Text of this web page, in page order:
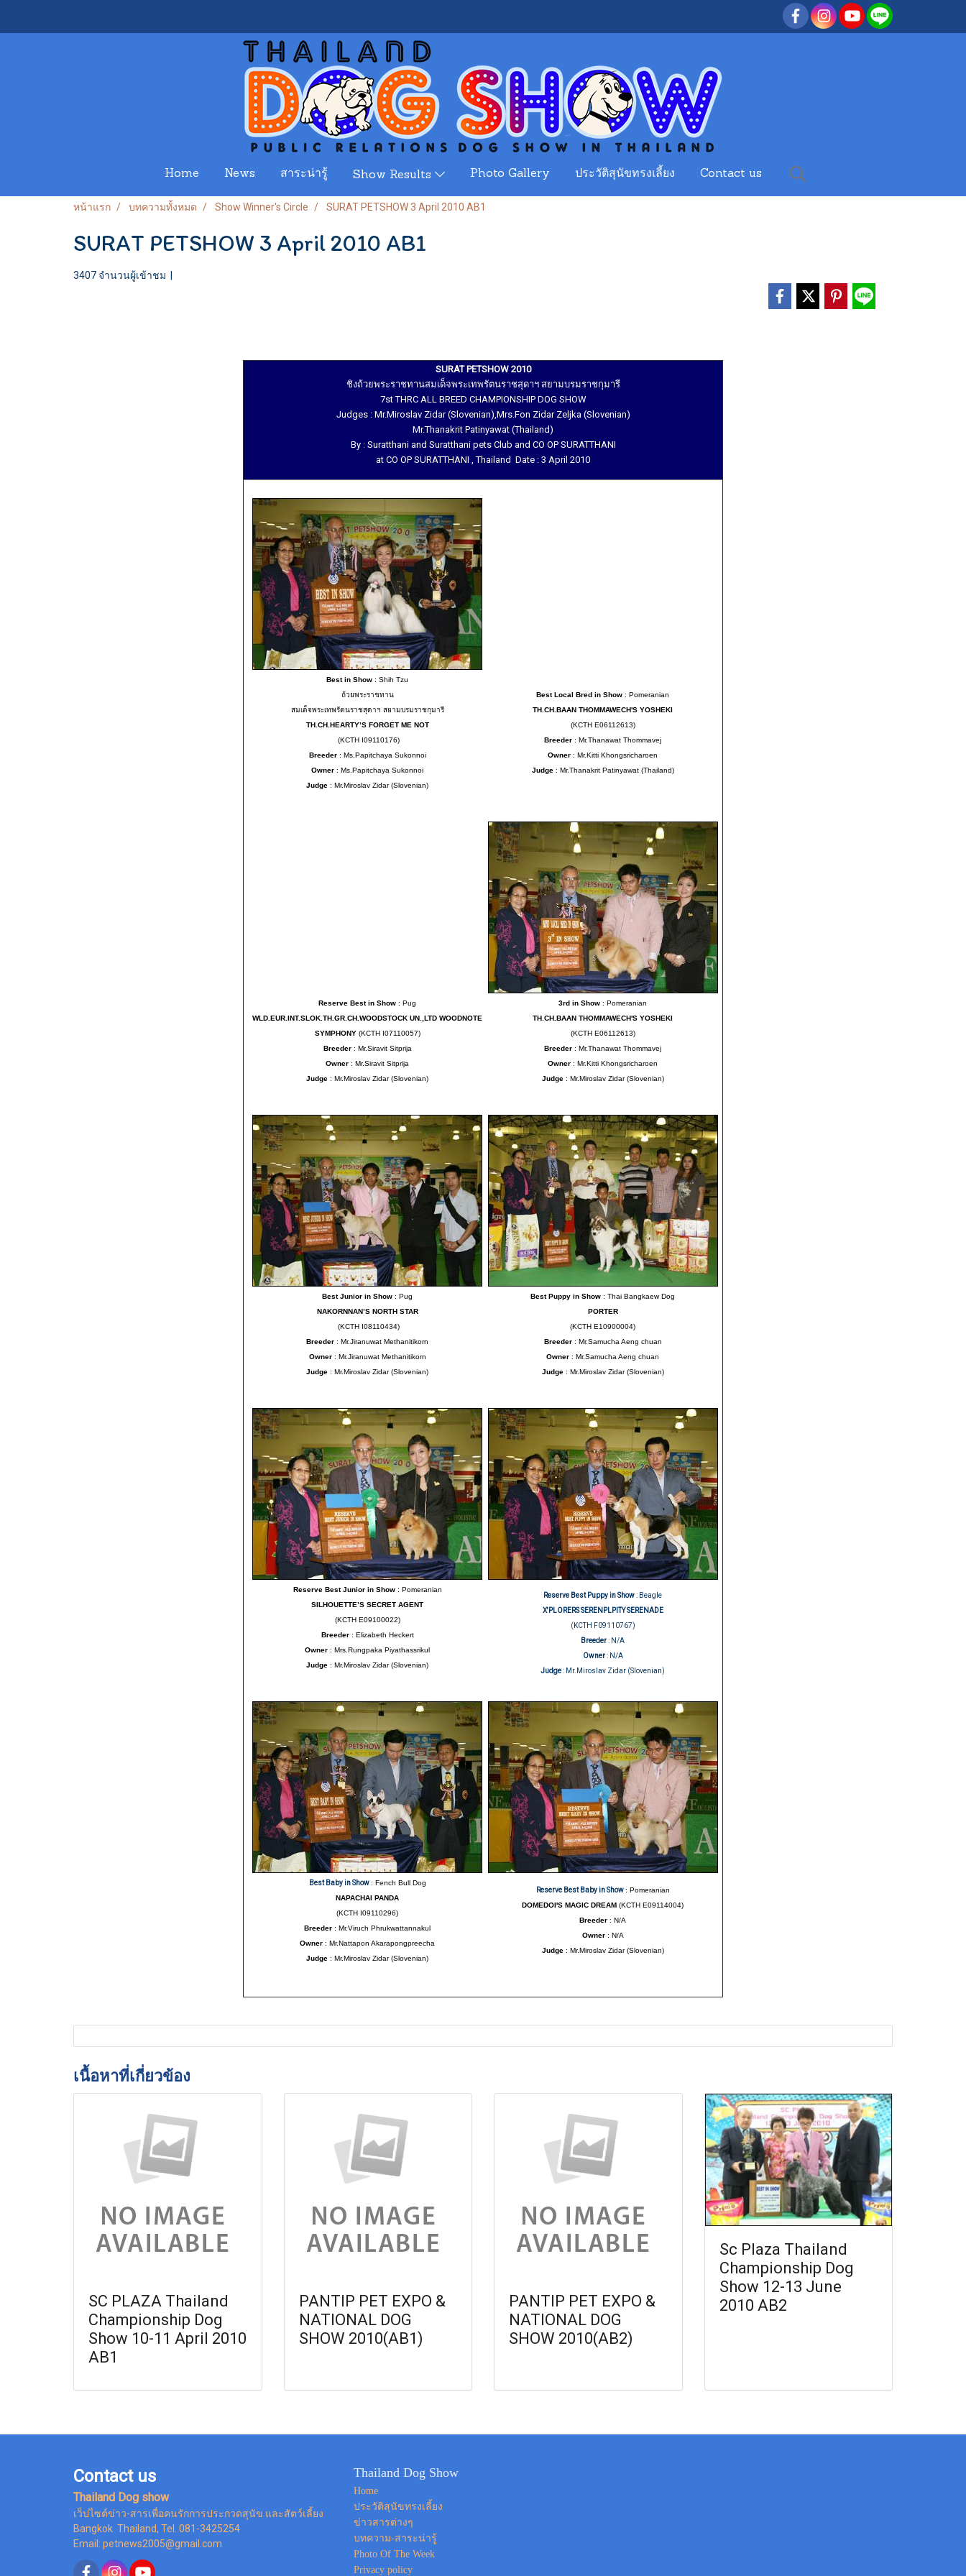
Home News สาระน่ารู้ Show Results Photo Gallery ประวัติสุนัขทรงเลี้ยง Contact us
หน้าแรก บทความทั้งหมด Show Winner's Circle SURAT PETSHOW 3 April 2010 AB1
SURAT PETSHOW 3 April 2010 AB1
3407 จำนวนผู้เข้าชม |
SURAT PETSHOW 2010
ชิงถ้วยพระราชทานสมเด็จพระเทพรัตนราชสุดาฯ สยามบรมราชกุมารี
7st THRC ALL BREED CHAMPIONSHIP DOG SHOW
Judges : Mr.Miroslav Zidar (Slovenian),Mrs.Fon Zidar Zeljka (Slovenian)
Mr.Thanakrit Patinyawat (Thailand)
By : Suratthani and Suratthani pets Club and CO OP SURATTHANI
at CO OP SURATTHANI , Thailand Date : 3 April 2010
Best in Show : Shih Tzu
ถ้วยพระราชทาน
สมเด็จพระเทพรัตนราชสุดาฯ สยามบรมราชกุมารี
TH.CH.HEARTY’S FORGET ME NOT
(KCTH I09110176)
Breeder : Ms.Papitchaya Sukonnoi
Owner : Ms.Papitchaya Sukonnoi
Judge : Mr.Miroslav Zidar (Slovenian)
Best Local Bred in Show : Pomeranian
TH.CH.BAAN THOMMAWECH'S YOSHEKI
(KCTH E06112613)
Breeder : Mr.Thanawat Thommavej
Owner : Mr.Kitti Khongsricharoen
Judge : Mr.Thanakrit Patinyawat (Thailand)
Reserve Best in Show : Pug
WLD.EUR.INT.SLOK.TH.GR.CH.WOODSTOCK UN.,LTD WOODNOTE
SYMPHONY (KCTH I07110057)
Breeder: Mr.Siravit Sitprija
Owner : Mr.Siravit Sitprija
Judge : Mr.Miroslav Zidar (Slovenian)
3rd in Show : Pomeranian
TH.CH.BAAN THOMMAWECH'S YOSHEKI
(KCTH E06112613)
Breeder : Mr.Thanawat Thommavej
Owner : Mr.Kitti Khongsricharoen
Judge : Mr.Miroslav Zidar (Slovenian)
Best Junior in Show : Pug
NAKORNNAN’S NORTH STAR
(KCTH I08110434)
Breeder : Mr.Jiranuwat Methanitikorn
Owner: Mr.Jiranuwat Methanitikorn
Judge : Mr.Miroslav Zidar (Slovenian)
Best Puppy in Show : Thai Bangkaew Dog
PORTER
(KCTH E10900004)
Breeder : Mr.Samucha Aeng chuan
Owner : Mr.Samucha Aeng chuan
Judge : Mr.Miroslav Zidar (Slovenian)
Reserve Best Junior in Show : Pomeranian
SILHOUETTE’S SECRET AGENT
(KCTH E09100022)
Breeder: Elizabeth Heckert
Owner : Mrs.Rungpaka Piyathassrikul
Judge : Mr.Miroslav Zidar (Slovenian)
Reserve Best Puppy in Show: Beagle
X'PLORERS SERENPLPITY SERENADE
(KCTH F09110767)
Breeder: N/A
Owner: N/A
Judge: Mr.Miroslav Zidar (Slovenian)
Best Baby in Show: Fench Bull Dog
NAPACHAI PANDA
(KCTH I09110296)
Breeder : Mr.Viruch Phrukwattannakul
Owner : Mr.Nattapon Akarapongpreecha
Judge : Mr.Miroslav Zidar (Slovenian)
Reserve Best Baby in Show: Pomeranian
DOMEDOI'S MAGIC DREAM (KCTH E09114004)
Breeder : N/A
Owner : N/A
Judge: Mr.Miroslav Zidar (Slovenian)
เนื้อหาที่เกี่ยวข้อง
SC PLAZA Thailand
Championship Dog
Show 10-11 April 2010
AB1
PANTIP PET EXPO &
NATIONAL DOG
SHOW 2010(AB1)
PANTIP PET EXPO &
NATIONAL DOG
SHOW 2010(AB2)
Sc Plaza Thailand
Championship Dog
Show 12-13 June
2010 AB2
Contact us
Thailand Dog show
เว็ปไซต์ข่าว-สารเพื่อคนรักการประกวดสุนัข และสัตว์เลี้ยง
Bangkok Thailand, Tel. 081-3425254
Email: petnews2005@gmail.com
Thailand Dog Show
Home
ประวัติสุนัขทรงเลี้ยง
ข่าวสารต่างๆ
บทความ-สาระน่ารู้
Photo Of The Week
Privacy policy